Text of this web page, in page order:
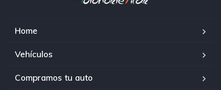
Home
Vehículos
Compramos tu auto